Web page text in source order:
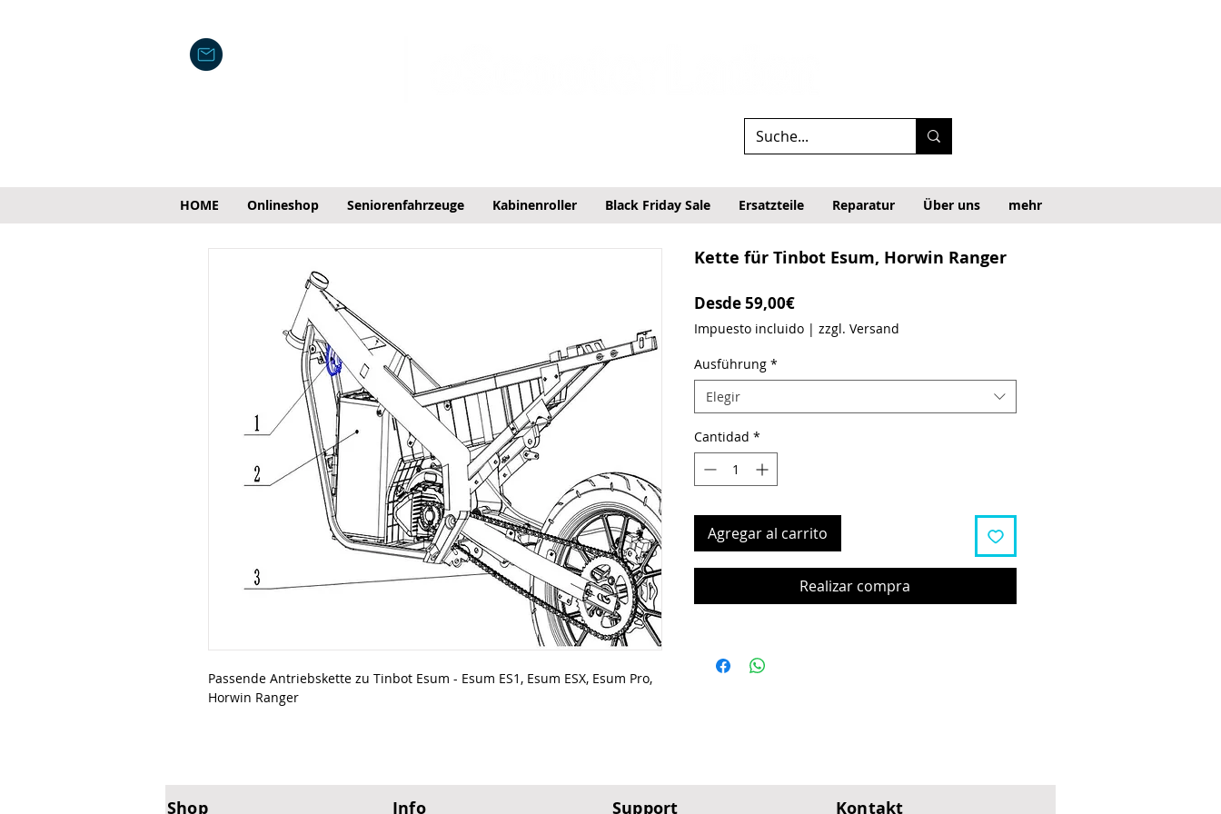
HOME Onlineshop Seniorenfahrzeuge Kabinenroller Black Friday Sale Ersatzteile Reparatur Über uns mehr
Passende Antriebskette zu Tinbot Esum - Esum ES1, Esum ESX, Esum Pro,
Horwin Ranger
Kette für Tinbot Esum, Horwin Ranger
Desde59,00€Precio de oferta
Impuesto incluido| zzgl. Versand
Ausführung *
Elegir
Cantidad *
Agregar al carrito
Realizar compra
Shop Info Support Kontakt